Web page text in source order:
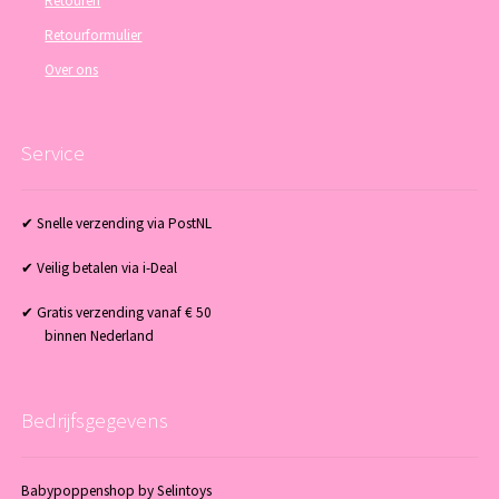
Retourformulier
Over ons
Service
✔ Snelle verzending via PostNL
✔ Veilig betalen via i-Deal
✔ Gratis verzending vanaf € 50
binnen Nederland
Bedrijfsgegevens
Babypoppenshop by Selintoys